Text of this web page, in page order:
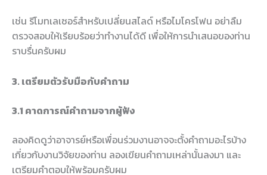
เช่น รีโมทเลเซอร์สำหรับเปลี่ยนสไลด์ หรือไมโครโฟน อย่าลืม
ตรวจสอบให้เรียบร้อยว่าทำงานได้ดี เพื่อให้การนำเสนอของท่าน
ราบรื่นครับผม
3. เตรียมตัวรับมือกับคำถาม
3.1 คาดการณ์คำถามจากผู้ฟัง
ลองคิดดูว่าอาจารย์หรือเพื่อนร่วมงานอาจจะตั้งคำถามอะไรบ้าง
เกี่ยวกับงานวิจัยของท่าน ลองเขียนคำถามเหล่านั้นลงมา และ
เตรียมคำตอบให้พร้อมครับผม